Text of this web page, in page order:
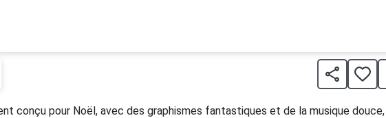
conçu pour Noël, avec des graphismes fantastiques et de la musique douce,